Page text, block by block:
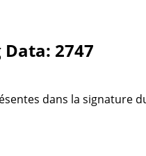
2747
dans la signature